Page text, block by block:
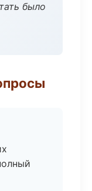
было